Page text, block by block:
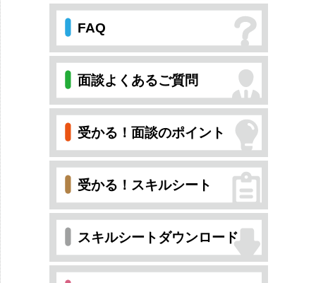
FAQ
面談よくあるご質問
受かる！面談のポイント
受かる！スキルシート
スキルシートダウンロード